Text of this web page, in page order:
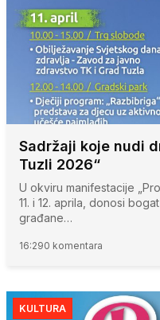
Sadržaji koje nudi
Tuzli 2026“
U okviru manifestacije
11. i 12. aprila, donosi
građane…
16:290 komentara
KULTURA